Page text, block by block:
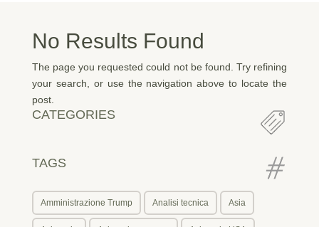
No Results Found
The page you requested could not be found. Try refining
your search, or use the navigation above to locate the
post.
CATEGORIES
TAGS
Amministrazione Trump Analisi tecnica Asia